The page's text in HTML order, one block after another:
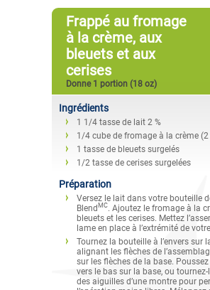
Frappé au fromage
à la crème, aux
bleuets et aux
cerises
Donne 1 portion (18 oz)
Ingrédients
1 1/4 tasse de lait 2 %
1/4 cube de fromage à la crème
1 tasse de bleuets surgelés
1/2 tasse de cerises surgelées
Préparation
Versez le lait dans votre bouteille
Blend MC. Ajoutez le fromage à la
bleuets et les cerises. Mettez
lame en place à l’extrémité de
Tournez la bouteille à l’envers sur
alignant les flèches de
sur les flèches de la base.
vers le bas sur la base, ou
des aiguilles d’une montre pour